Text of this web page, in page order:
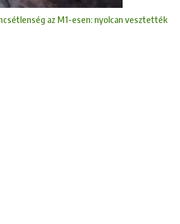
az M1-esen: nyolcan vesztették